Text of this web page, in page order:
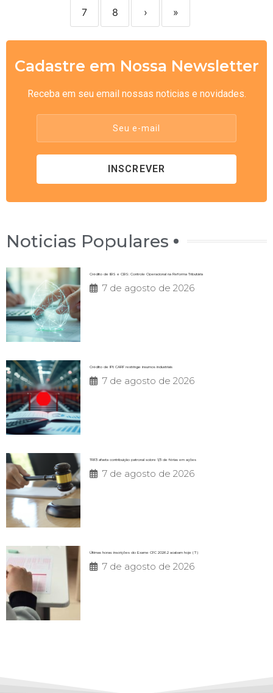
7 8 › »
Cadastre em Nossa Newsletter
Receba em seu email nossas noticias e novidades.
Seu e-mail
INSCREVER
Noticias Populares
Crédito de IBS e CBS: Controle Operacional na Reforma Tributária
7 de agosto de 2026
Crédito de IPI: CARF restringe insumos industriais
7 de agosto de 2026
TRF3 afasta contribuição patronal sobre 1/3 de férias em ações
7 de agosto de 2026
Últimas horas: inscrições do Exame CFC 2026.2 acabam hoje (7)
7 de agosto de 2026